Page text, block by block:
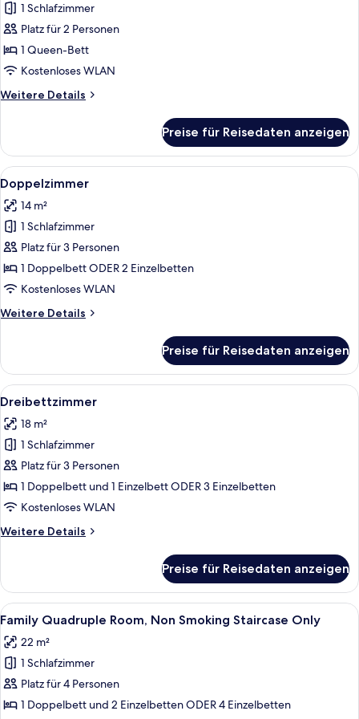
anzeigen
View,
Tower
(stair
access
only)
Einzelzimmer
anzeigen
1 Schlafzimmer
Platz für 2 Personen
1 Queen-Bett
Kostenloses WLAN
Weitere Details
Weitere
Preise für Reisedaten anzeigen
Alle
Fotos
für
Doppelzimmer
anzeigen
Ein Hotelzimmer mit einem Bett,
2
Doppelzimmer
14 m²
1 Schlafzimmer
Platz für 3 Personen
1 Doppelbett ODER 2 Einzelbetten
Kostenloses WLAN
Weitere Details
Weitere
Preise für Reisedaten anzeigen
Alle
Fotos
für
Dreibettzimmer
anzeigen
Ein Hotelzimmer mit zwei Betten,
2
Dreibettzimmer
18 m²
1 Schlafzimmer
Platz für 3 Personen
1 Doppelbett und 1 Einzelbett ODER 3 Einzelbetten
Kostenloses WLAN
Weitere Details
Weitere
Preise für Reisedaten anzeigen
Alle
Fotos
für
Family
Quadruple
Room,
Ein Hotelzimmer mit zwei Betten,
4
Family Quadruple Room, Non Smoking Staircase Only
22 m²
1 Schlafzimmer
Platz für 4 Personen
1 Doppelbett und 2 Einzelbetten ODER 4 Einzelbetten